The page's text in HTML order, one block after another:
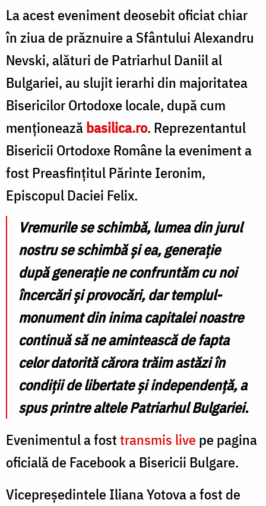
din
Sofia
La acest eveniment deosebit oficiat chiar
în ziua de prăznuire a Sfântului Alexandru
Nevski, alături de Patriarhul Daniil al
Bulgariei, au slujit ierarhi din majoritatea
Bisericilor Ortodoxe locale, după cum
menționeazăbasilica.ro. Reprezentantul
Bisericii Ortodoxe Române la eveniment a
fost Preasfințitul Părinte Ieronim,
Episcopul Daciei Felix.
Vremurile se schimbă, lumea din jurul
nostru se schimbă și ea, generație
după generație ne confruntăm cu noi
încercări și provocări, dar templul-
monument din inima capitalei noastre
continuă să ne amintească de fapta
celor datorită cărora trăim astăzi în
condiții de libertate și independență, a
spus printre altele Patriarhul Bulgariei.
Evenimentul a fosttransmis livepe pagina
oficială de Facebook a Bisericii Bulgare.
Vicepreședintele Iliana Yotova a fost de